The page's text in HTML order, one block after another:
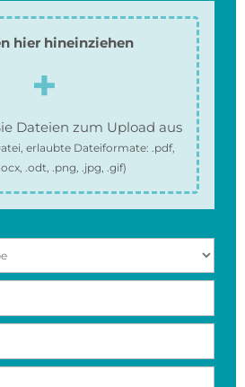
hier hineinziehen
Dateien zum Upload aus
erlaubte Dateiformate: .pdf,
.odt, .png, .jpg, .gif)